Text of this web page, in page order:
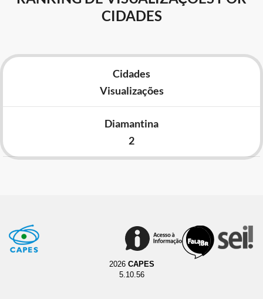
CIDADES
Cidades
Visualizações
Diamantina
2
2026 CAPES
5.10.56